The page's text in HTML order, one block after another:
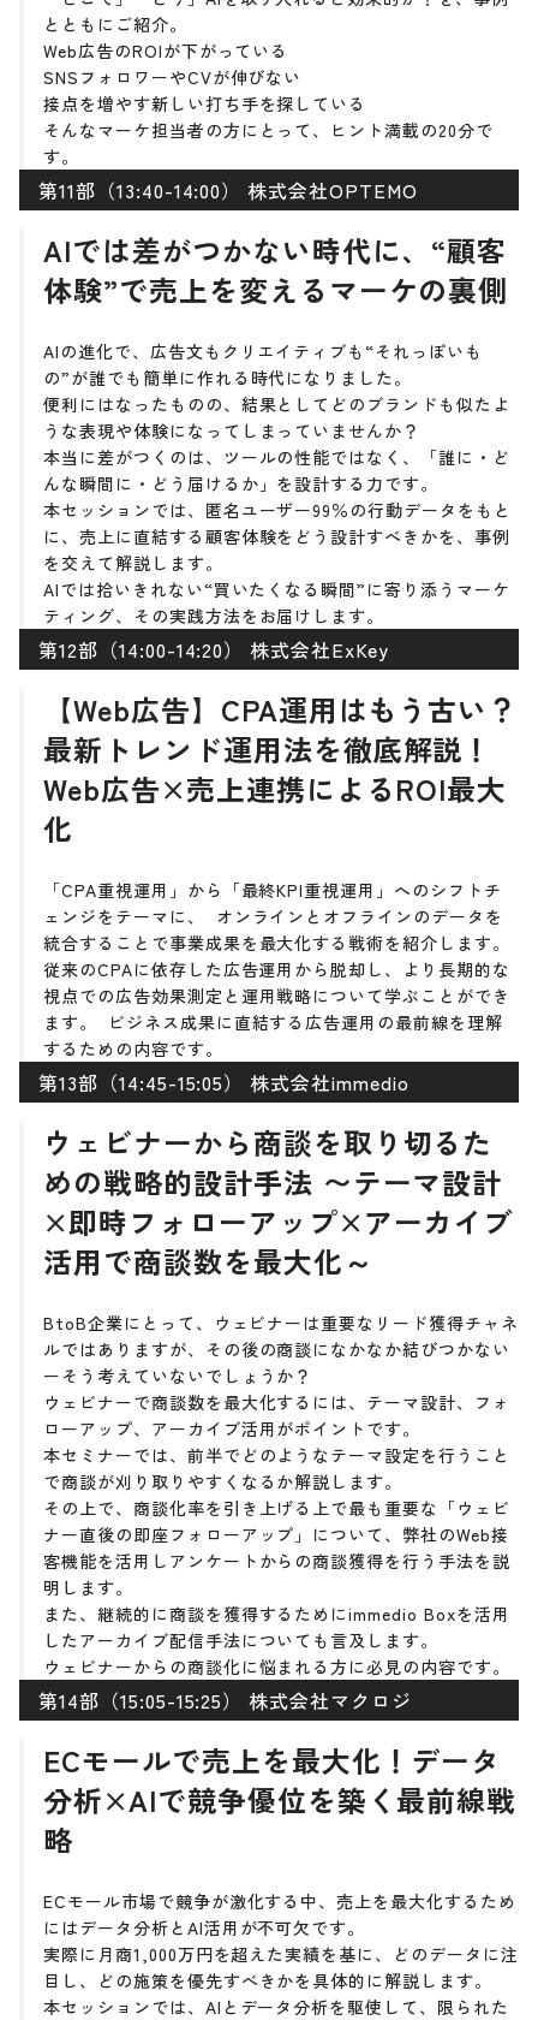
とともにご紹介。
Web広告のROIが下がっている
SNSフォロワーやCVが伸びない
接点を増やす新しい打ち手を探している
そんなマーケ担当者の方にとって、ヒント満載の20分で
す。
第11部（13:40-14:00） 株式会社OPTEMO
AIでは差がつかない時代に、“顧客
体験”で売上を変えるマーケの裏側
AIの進化で、広告文もクリエイティブも“それっぽいも
の”が誰でも簡単に作れる時代になりました。
便利にはなったものの、結果としてどのブランドも似たよ
うな表現や体験になってしまっていませんか？
本当に差がつくのは、ツールの性能ではなく、「誰に・ど
んな瞬間に・どう届けるか」を設計する力です。
本セッションでは、匿名ユーザー99％の行動データをもと
に、売上に直結する顧客体験をどう設計すべきかを、事例
を交えて解説します。
AIでは拾いきれない“買いたくなる瞬間”に寄り添うマーケ
ティング、その実践方法をお届けします。
第12部（14:00-14:20） 株式会社ExKey
【Web広告】CPA運用はもう古い？
最新トレンド運用法を徹底解説！
Web広告×売上連携によるROI最大
化
「CPA重視運用」から「最終KPI重視運用」へのシフトチ
ェンジをテーマに、 オンラインとオフラインのデータを
統合することで事業成果を最大化する戦術を紹介します。
従来のCPAに依存した広告運用から脱却し、より長期的な
視点での広告効果測定と運用戦略について学ぶことができ
ます。 ビジネス成果に直結する広告運用の最前線を理解
するための内容です。
第13部（14:45-15:05） 株式会社immedio
ウェビナーから商談を取り切るた
めの戦略的設計手法 〜テーマ設計
×即時フォローアップ×アーカイブ
活用で商談数を最大化～
BtoB企業にとって、ウェビナーは重要なリード獲得チャネ
ルではありますが、その後の商談になかなか結びつかない
ーそう考えていないでしょうか？
ウェビナーで商談数を最大化するには、テーマ設計、フォ
ローアップ、アーカイブ活用がポイントです。
本セミナーでは、前半でどのようなテーマ設定を行うこと
で商談が刈り取りやすくなるか解説します。
その上で、商談化率を引き上げる上で最も重要な「ウェビ
ナー直後の即座フォローアップ」について、弊社のWeb接
客機能を活用しアンケートからの商談獲得を行う手法を説
明します。
また、継続的に商談を獲得するためにimmedio Boxを活用
したアーカイブ配信手法についても言及します。
ウェビナーからの商談化に悩まれる方に必見の内容です。
第14部（15:05-15:25） 株式会社マクロジ
ECモールで売上を最大化！データ
分析×AIで競争優位を築く最前線戦
略
ECモール市場で競争が激化する中、売上を最大化するため
にはデータ分析とAI活用が不可欠です。
実際に月商1,000万円を超えた実績を基に、どのデータに注
目し、どの施策を優先すべきかを具体的に解説します。
本セッションでは、AIとデータ分析を駆使して、限られた